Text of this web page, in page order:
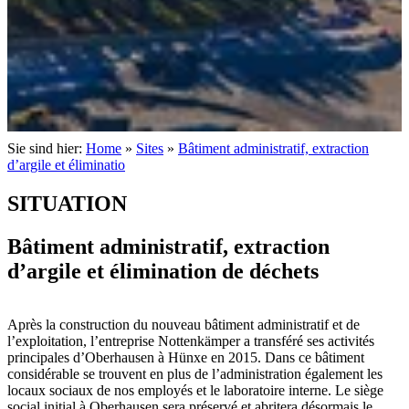
Sie sind hier: Home » Sites » Bâtiment administratif, extraction
d’argile et éliminatio
SITUATION
Bâtiment administratif, extraction
d’argile et élimination de déchets
Après la construction du nouveau bâtiment administratif et de
l’exploitation, l’entreprise Nottenkämper a transféré ses activités
principales d’Oberhausen à Hünxe en 2015. Dans ce bâtiment
considérable se trouvent en plus de l’administration également les
locaux sociaux de nos employés et le laboratoire interne. Le siège